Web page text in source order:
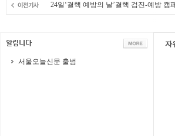
24일‘결핵 예방의 날’결핵 검진-예방 캠
서울오늘신문 출범
자